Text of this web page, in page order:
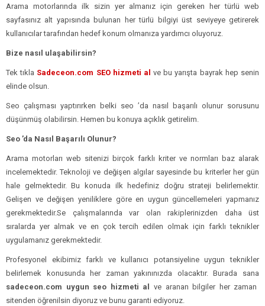
Arama motorlarında ilk sizin yer almanız için gereken her türlü web
sayfasınız alt yapısında bulunan her türlü bilgiyi üst seviyeye getirerek
kullanıcılar tarafından hedef konum olmanıza yardımcı oluyoruz.
Bize nasıl ulaşabilirsin?
Tek tıkla Sadeceon.com SEO hizmeti al ve bu yarışta bayrak hep senin
elinde olsun.
Seo çalışması yaptırırken belki seo ’da nasıl başarılı olunur sorusunu
düşünmüş olabilirsin. Hemen bu konuya açıklık getirelim.
Seo ’da Nasıl Başarılı Olunur?
Arama motorları web sitenizi birçok farklı kriter ve normları baz alarak
incelemektedir. Teknoloji ve değişen algılar sayesinde bu kriterler her gün
hale gelmektedir. Bu konuda ilk hedefiniz doğru strateji belirlemektir.
Gelişen ve değişen yeniliklere göre en uygun güncellemeleri yapmanız
gerekmektedir.Se çalışmalarında var olan rakiplerinizden daha üst
sıralarda yer almak ve en çok tercih edilen olmak için farklı teknikler
uygulamanız gerekmektedir.
Profesyonel ekibimiz farklı ve kullanıcı potansiyeline uygun teknikler
belirlemek konusunda her zaman yakınınızda olacaktır. Burada sana
sadeceon.com uygun seo hizmeti al
ve aranan bilgiler her zaman
sitenden öğrenilsin diyoruz ve bunu garanti ediyoruz.